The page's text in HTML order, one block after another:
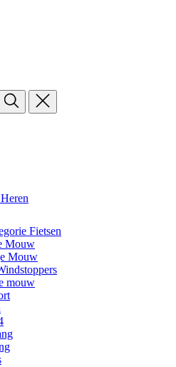
Fietsen
Mouw
Mouw
mouw